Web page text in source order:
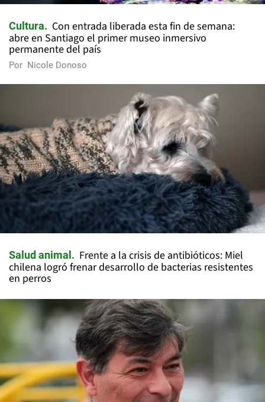
Cultura
Con entrada liberada esta fin de semana:
abre en Santiago el primer museo inmersivo
permanente del país
Por Nicole Donoso
Salud animal
Frente a la crisis de antibióticos: Miel
chilena logró frenar desarrollo de bacterias resistentes
en perros